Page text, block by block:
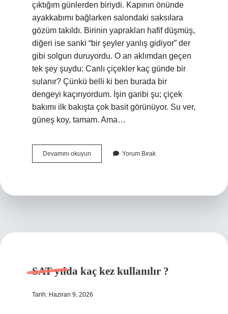
çıktığım günlerden biriydi. Kapının önünde
ayakkabımı bağlarken salondaki saksılara
gözüm takıldı. Birinin yaprakları hafif düşmüş,
diğeri ise sanki “bir şeyler yanlış gidiyor” der
gibi solgun duruyordu. O an aklımdan geçen
tek şey şuydu: Canlı çiçekler kaç günde bir
sulanır? Çünkü belli ki ben burada bir
dengeyi kaçırıyordum. İşin garibi şu; çiçek
bakımı ilk bakışta çok basit görünüyor. Su ver,
güneş koy, tamam. Ama…
Devamını okuyun
çiçekler
Yorum Bırak
SAT yılda kaç kez kullanılır ?
Tarih: Haziran 9, 2026